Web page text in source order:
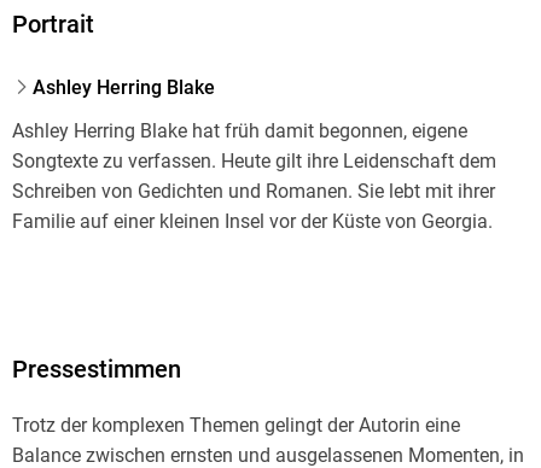
Portrait
Ashley Herring Blake
Ashley Herring Blake hat früh damit begonnen, eigene
Songtexte zu verfassen. Heute gilt ihre Leidenschaft dem
Schreiben von Gedichten und Romanen. Sie lebt mit ihrer
Familie auf einer kleinen Insel vor der Küste von Georgia.
Pressestimmen
Trotz der komplexen Themen gelingt der Autorin eine
Balance zwischen ernsten und ausgelassenen Momenten, in